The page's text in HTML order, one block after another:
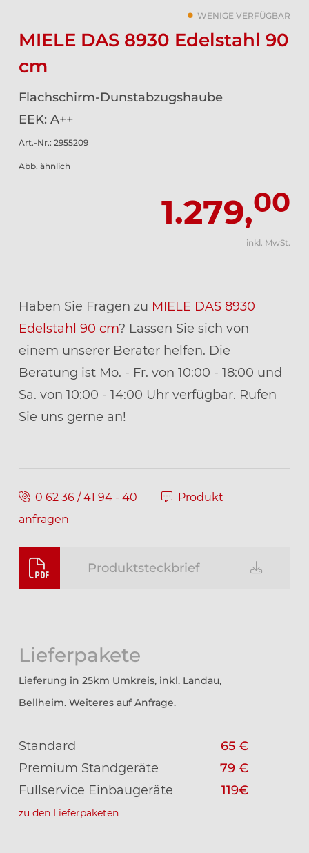
WENIGE VERFÜGBAR
MIELE DAS 8930 Edelstahl 90
cm
Flachschirm-Dunstabzugshaube
EEK: A++
Art.-Nr.: 2955209
Abb. ähnlich
1.279,00
inkl. MwSt.
Haben Sie Fragen zu MIELE DAS 8930
Edelstahl 90 cm? Lassen Sie sich von
einem unserer Berater helfen. Die
Beratung ist Mo. - Fr. von 10:00 - 18:00 und
Sa. von 10:00 - 14:00 Uhr verfügbar. Rufen
Sie uns gerne an!
0 62 36 / 41 94 - 40
Produkt
anfragen
Produktsteckbrief
Lieferpakete
Lieferung in 25km Umkreis, inkl. Landau,
Bellheim. Weiteres auf Anfrage.
Standard
65 €
Premium Standgeräte
79 €
Fullservice Einbaugeräte
119€
zu den Lieferpaketen